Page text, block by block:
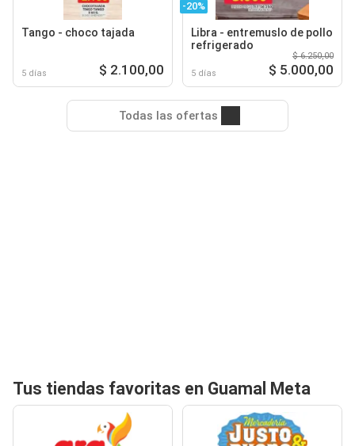
Tango - choco tajada
5 días $ 2.100,00
-20%
Libra - entremuslo de pollo
refrigerado
5 días
$ 6.250,00
$ 5.000,00
Todas las ofertas
Tus tiendas favoritas en Guamal Meta